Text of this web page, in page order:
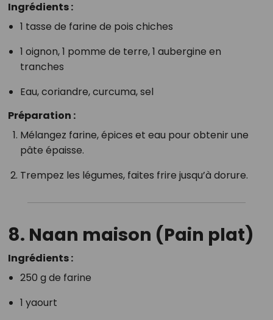
Ingrédients :
1 tasse de farine de pois chiches
1 oignon, 1 pomme de terre, 1 aubergine en
tranches
Eau, coriandre, curcuma, sel
Préparation :
Mélangez farine, épices et eau pour obtenir une
pâte épaisse.
Trempez les légumes, faites frire jusqu’à dorure.
8. Naan maison (Pain plat)
Ingrédients :
250 g de farine
1 yaourt